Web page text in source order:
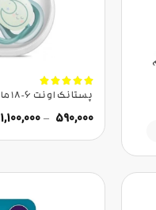





پستانک اونت 6-18 ماه شب تاب الترا ایر
590,000
–
1,100,000